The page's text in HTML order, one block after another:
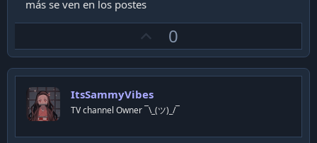
más se ven en los postes
p
v
t
e
0
ItsSammyVibes
TV channel Owner ¯\_(ツ)_/¯